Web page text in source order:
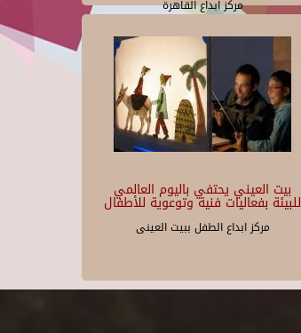
مركز ابداع القاهرة
بيت العيني يحتفي باليوم العالمي
للبيئة بفعاليات فنية وتوعوية للأطفال
مركز ابداع الطفل ببيت العينى